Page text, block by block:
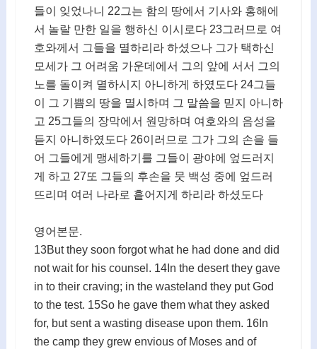
들이 잊었나니 22그는 함의 땅에서 기사와 홍해에
서 놀랄 만한 일을 행하신 이시로다 23그러므로 여
호와께서 그들을 멸하리라 하셨으나 그가 택하신
모세가 그 어려움 가운데에서 그의 앞에 서서 그의
노를 돌이켜 멸하시지 아니하게 하였도다 24그들
이 그 기쁨의 땅을 멸시하며 그 말씀을 믿지 아니하
고 25그들의 장막에서 원망하며 여호와의 음성을
듣지 아니하였도다 26이러므로 그가 그의 손을 들
어 그들에게 맹세하기를 그들이 광야에 엎드러지
게 하고 27또 그들의 후손을 뭇 백성 중에 엎드러
뜨리며 여러 나라로 흩어지게 하리라 하셨도다
영어본문.
13But they soon forgot what he had done and did
not wait for his counsel. 14In the desert they gave
in to their craving; in the wasteland they put God
to the test. 15So he gave them what they asked
for, but sent a wasting disease upon them. 16In
the camp they grew envious of Moses and of